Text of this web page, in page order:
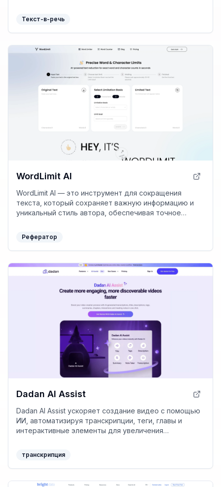
Текст-в-речь
WordLimit AI
WordLimit AI — это инструмент для сокращения
текста, который сохраняет важную информацию и
уникальный стиль автора, обеспечивая точное
Рефератор
Dadan AI Assist
Dadan AI Assist ускоряет создание видео с помощью
ИИ, автоматизируя транскрипции, теги, главы и
интерактивные элементы для увеличения
транскрипция